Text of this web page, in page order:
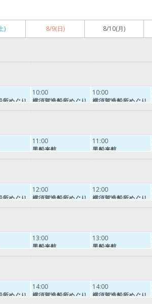
) 8/9(日) 8/10(月)
所めぐり
所めぐり
所めぐり
10:00
横須賀造船所めぐり
11:00
黒船来航
12:00
横須賀造船所めぐり
13:00
黒船来航
14:00
横須賀造船所めぐり
10:00
横須賀造船所めぐり
11:00
黒船来航
12:00
横須賀造船所めぐり
13:00
黒船来航
14:00
横須賀造船所めぐり